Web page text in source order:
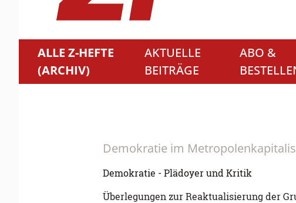
ALLE Z-HEFTE
(ARCHIV)
AKTUELLE
BEITRÄGE
ABO &
Demokratie im
Demokratie - Plädoyer und Kritik
Überlegungen zur Reaktualisierung der